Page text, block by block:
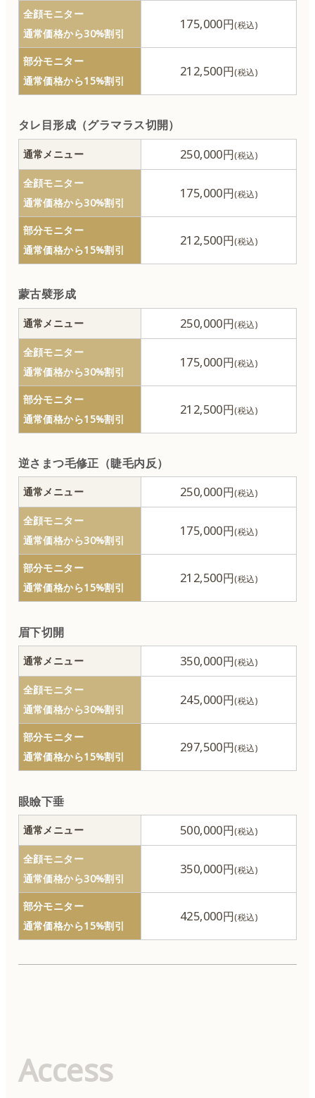
全顔モニター
通常価格から30%割引
175,000円
部分モニター
通常価格から15%割引
212,500円
タレ目形成（グラマラス切開）
通常メニュー 250,000円
全顔モニター
通常価格から30%割引
175,000円
部分モニター
通常価格から15%割引
212,500円
蒙古襞形成
通常メニュー 250,000円
全顔モニター
通常価格から30%割引
175,000円
部分モニター
通常価格から15%割引
212,500円
逆さまつ毛修正（睫毛内反）
通常メニュー 250,000円
全顔モニター
通常価格から30%割引
175,000円
部分モニター
通常価格から15%割引
212,500円
眉下切開
通常メニュー 350,000円
全顔モニター
通常価格から30%割引
245,000円
部分モニター
通常価格から15%割引
297,500円
眼瞼下垂
通常メニュー 500,000円
全顔モニター
通常価格から30%割引
350,000円
部分モニター
通常価格から15%割引
425,000円
Access